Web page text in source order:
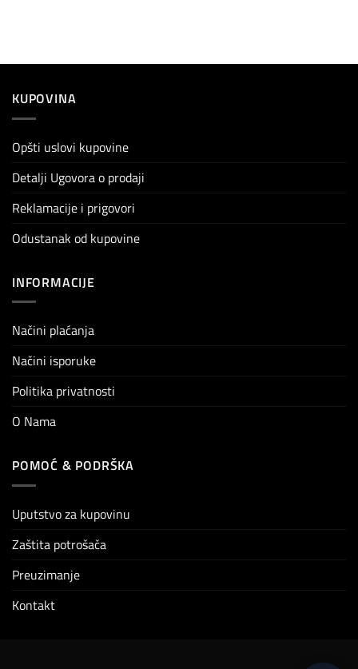
KUPOVINA
Opšti uslovi kupovine
Detalji Ugovora o prodaji
Reklamacije i prigovori
Odustanak od kupovine
INFORMACIJE
Načini plaćanja
Načini isporuke
Politika privatnosti
O Nama
POMOĆ & PODRŠKA
Uputstvo za kupovinu
Zaštita potrošača
Preuzimanje
Kontakt